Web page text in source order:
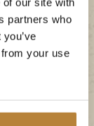
partners who
your use
Wolf nog
dat
team en